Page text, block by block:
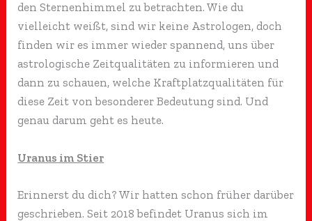
den Sternenhimmel zu betrachten. Wie du
vielleicht weißt, sind wir keine Astrologen, doch
finden wir es immer wieder spannend, uns über
astrologische Zeitqualitäten zu informieren und
dann zu schauen, welche Kraftplatzqualitäten für
diese Zeit von besonderer Bedeutung sind. Und
genau darum geht es heute.
Uranus im Stier
Erinnerst du dich? Wir hatten schon früher darüber
geschrieben. Seit 2018 befindet Uranus sich im